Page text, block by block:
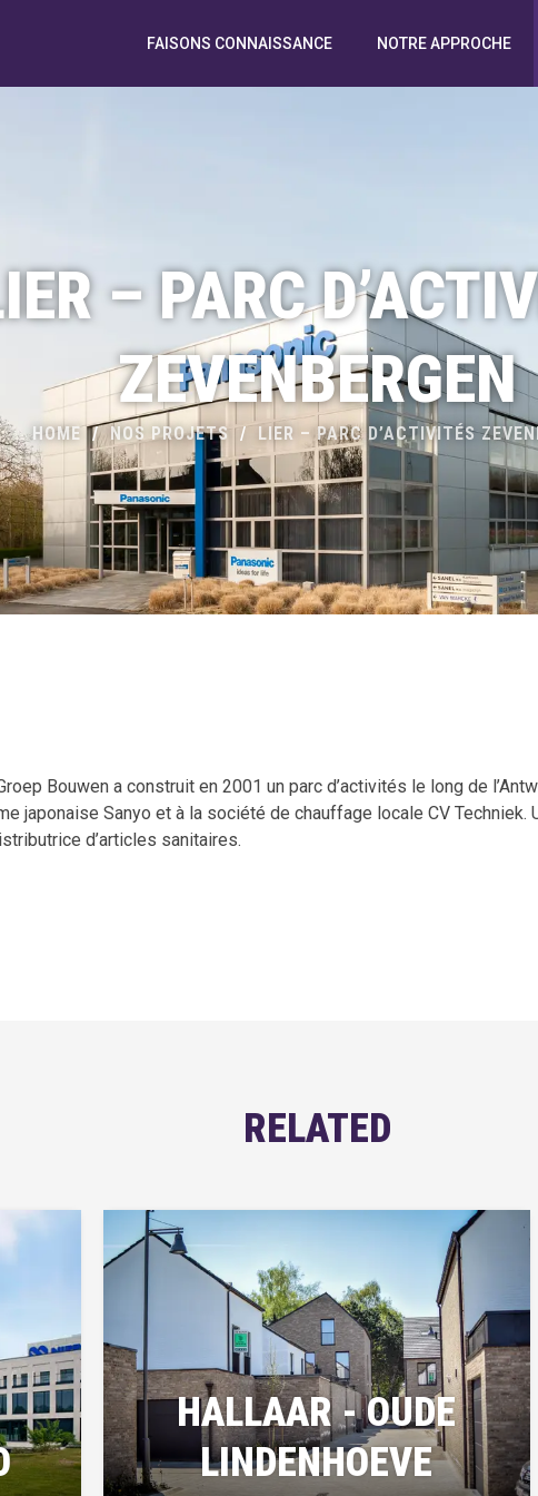
FAISONS CONNAISSANCE NOTRE APPROCHE
– PARC
ZEVENBERGEN
HOME / NOS PROJETS / LIER – PARC D’ACTIVITÉS
Bouwen a construit en 2001 un parc d’activités le long de
japonaise Sanyo et à la société de chauffage locale CV Techniek.
d’articles sanitaires.
RELATED
HALLAAR - OUDE
LINDENHOEVE